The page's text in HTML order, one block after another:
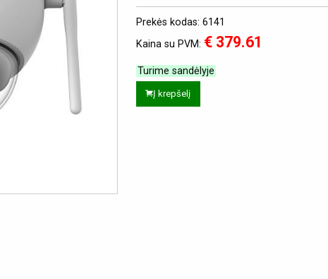
Prekės kodas: 6141
Kaina su PVM: € 379.61
Turime sandėlyje
Į krepšelį